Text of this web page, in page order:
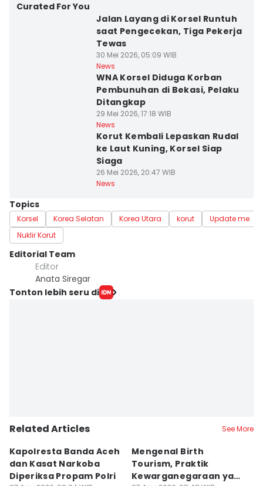
Curated For You
Jalan Layang di Korsel Runtuh
saat Pengecekan, Tiga Pekerja
Tewas
30 Mei 2026, 05:09 WIB
News
WNA Korsel Diduga Korban
Pembunuhan di Bekasi, Pelaku
Ditangkap
29 Mei 2026, 17:18 WIB
News
Korut Kembali Lepaskan Rudal
ke Laut Kuning, Korsel Siap
Siaga
26 Mei 2026, 20:47 WIB
News
Topics
Korsel Korea Selatan Korea Utara korut
Update me
Nuklir Korut
Editorial Team
Editor
Anata Siregar
Tonton lebih seru di
Related Articles See More
Kapolresta Banda Aceh
dan Kasat Narkoba
Diperiksa Propam Polri
Mengenal Birth
Tourism, Praktik
Kewarganegaraan yang